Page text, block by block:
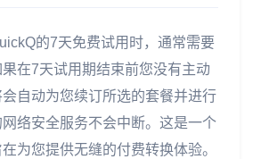
的7天免费试用时，通常需要
在7天试用期结束前您没有主动
自动为您续订所选的套餐并进行
络安全服务不会中断。这是一个
为您提供无缝的付费转换体验。